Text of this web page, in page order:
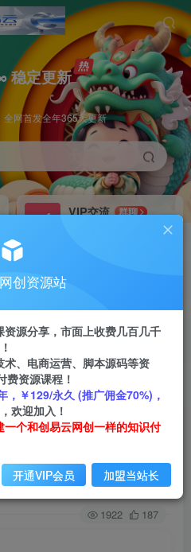
稳定更新
全网首发全年365天更新
VIP交流
群聊
研究探讨更多创业项目路子。
APP下载
GO
外面收费1800的小红书
解放双手自动引流
关注
1922 187
创资源站
源分享，市面上收费几百几千
、电商运营、脚本源码等资
费资源课程！
，￥129/永久 (推广佣金70%)，
欢迎加入！
个和创易云网创一样的知识付
开通VIP会员 加盟当站长